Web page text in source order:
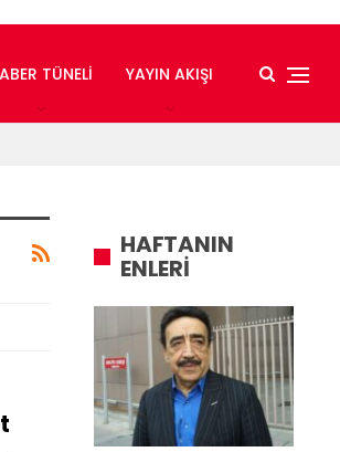
TÜNELI YAYIN AKIŞI
HAFTANIN
ENLERİ